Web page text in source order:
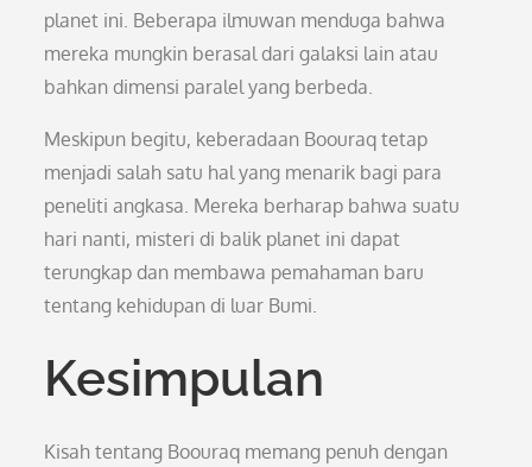
planet ini. Beberapa ilmuwan menduga bahwa
mereka mungkin berasal dari galaksi lain atau
bahkan dimensi paralel yang berbeda.
Meskipun begitu, keberadaan Boouraq tetap
menjadi salah satu hal yang menarik bagi para
peneliti angkasa. Mereka berharap bahwa suatu
hari nanti, misteri di balik planet ini dapat
terungkap dan membawa pemahaman baru
tentang kehidupan di luar Bumi.
Kesimpulan
Kisah tentang Boouraq memang penuh dengan